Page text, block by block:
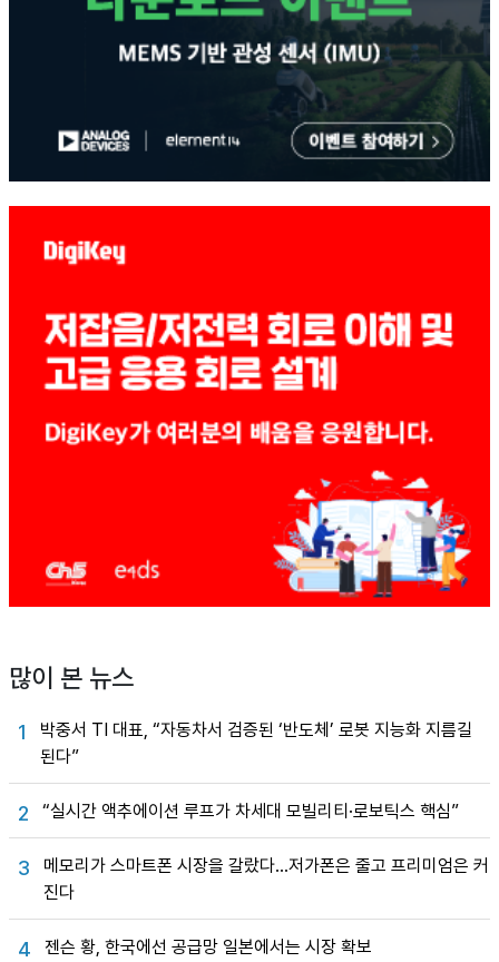
많이 본 뉴스
1
박중서 TI 대표, “자동차서 검증된 ‘반도체’ 로봇 지능화 지름길
된다”
2 “실시간 액추에이션 루프가 차세대 모빌리티·로보틱스 핵심”
3
메모리가 스마트폰 시장을 갈랐다…저가폰은 줄고 프리미엄은 커
진다
4 젠슨 황, 한국에선 공급망 일본에서는 시장 확보